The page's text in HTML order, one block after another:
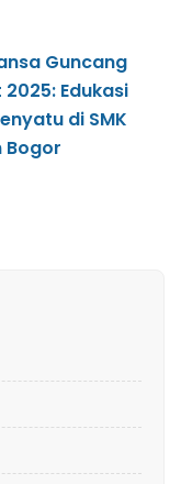
Guncang
Edukasi
di SMK
Bogor